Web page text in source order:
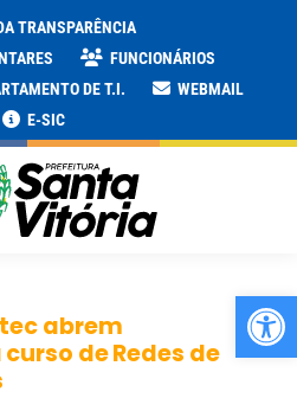
TRANSPARÊNCIA
FUNCIONÁRIOS
DE T.I.
WEBMAIL
E-SIC
abrem
de Redes de